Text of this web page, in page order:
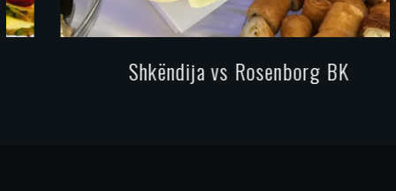
Shkëndija vs Rosenborg BK